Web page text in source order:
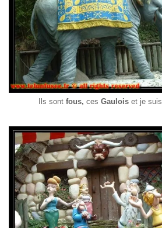
Ils sont fous, ces Gaulois et je suis